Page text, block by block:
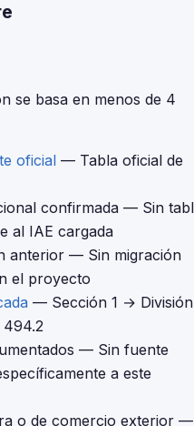
se basa en menos de 4
oficial — Tabla oficial de
confirmada — Sin
al IAE cargada
anterior — Sin migración
el proyecto
— Sección 1 →
— Sin fuente
a este
o de comercio exterior —